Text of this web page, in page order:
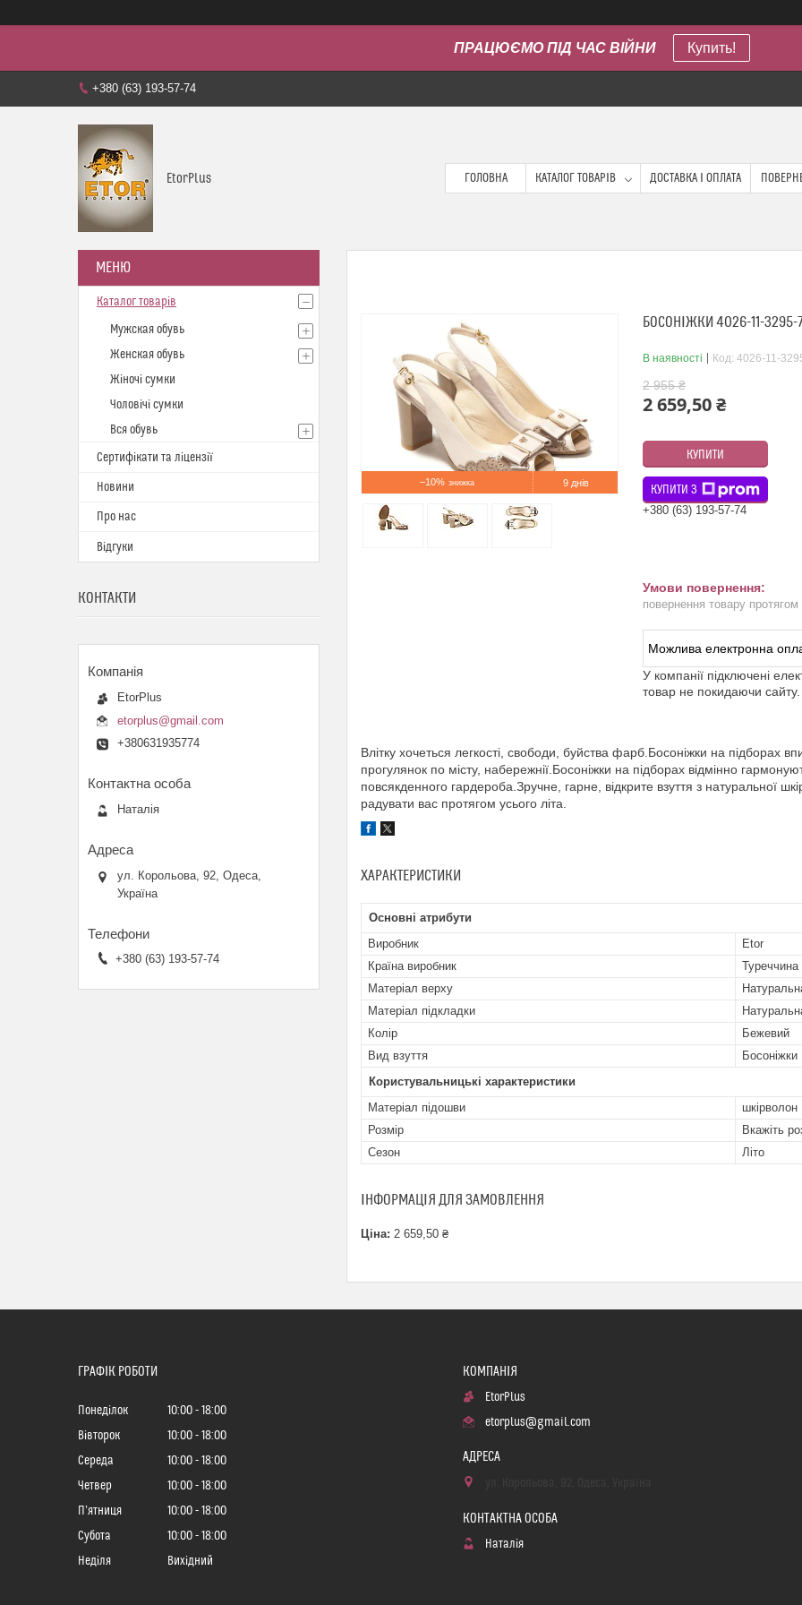
ПРАЦЮЄМО ПІД ЧАС ВІЙНИ Купить!
+380 (63) 193-57-74
EtorPlus ГОЛОВНА КАТАЛОГ ТОВАРІВ ДОСТАВКА І ОПЛАТА
–10% 9 днів
БОСОНІЖКИ 4026-11-
В наявності Код: 4026-11-
2 955 ₴
2 659,50 ₴
КУПИТИ
КУПИТИ З
+380 (63) 193-57-74
повернення товару протягом
У компанії підключені
товар не покидаючи сайту.
Влітку хочеться легкості, свободи, буйства фарб.Босоніжки на підборах
прогулянок по місту, набережнії.Босоніжки на підборах відмінно
повсякденного гардероба.Зручне, гарне, відкрите взуття з натуральної
радувати вас протягом усього літа.
ХАРАКТЕРИСТИКИ
Основні атрибути
Виробник
Etor
Країна виробник
Туреччина
Матеріал верху
Матеріал підкладки
Колір
Бежевий
Вид взуття
Босоніжки
Користувальницькі характеристики
Матеріал підошви
шкiрволон
Розмір
Вкажіть
Сезон
Літо
ІНФОРМАЦІЯ ДЛЯ ЗАМОВЛЕННЯ
Ціна: 2 659,50 ₴
Каталог товарів
Мужская обувь
Женская обувь
Жіночі сумки
Чоловічі сумки
Вся обувь
Сертифікати та ліцензії
Новини
Про нас
Відгуки
КОНТАКТИ
EtorPlus
etorplus@gmail.com
+380631935774
Наталія
ул. Корольова, 92, Одеса,
Україна
+380 (63) 193-57-74
ГРАФІК РОБОТИ
Понеділок 10:00
18:00
Вівторок
10:00
18:00
Середа
10:00
18:00
Четвер
10:00
18:00
Пʼятниця
10:00
18:00
Субота
10:00
18:00
Неділя
Вихідний
EtorPlus
etorplus@gmail.com
Наталія